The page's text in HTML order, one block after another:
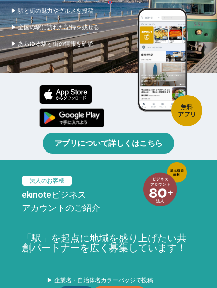
▶ 駅と街の魅力やグルメを投稿
▶ 全国の駅に訪れた記録を残せる
▶ あらゆる駅と街の情報を確認
アプリについて詳しくはこちら
法人のお客様
ekinoteビジネス
アカウントのご紹介
「駅」を起点に地域を盛り上げたい共
創パートナーを広く募集しています！
▶ 企業名・自治体名カラーバッジで投稿